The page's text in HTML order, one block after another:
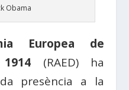
Obama
Europea de
(RAED) ha
presència a la